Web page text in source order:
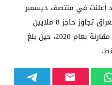
أعلنت في منتصف ديسمبر
الجاري أن عدد السيارات في العراق تجاوز حاجز 8 ملايين
سيارة، مسجلاً ارتفاعاً ملحوظاً مقارنة بعام 2020، حين بلغ